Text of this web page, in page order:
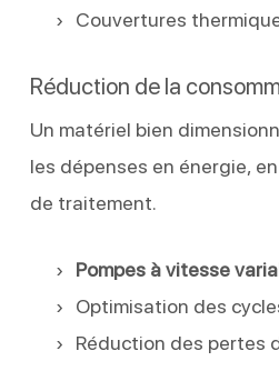
Couvertures
Réduction de la
Un matériel bien
les dépenses en énergie,
de traitement.
Pompes à vitesse
Optimisation des
Réduction des pertes